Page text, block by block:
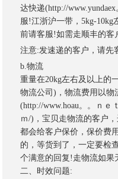
达快递(http://
服!江浙沪一带，5kg-10kg
前请客服!如需走顺丰的客
注意:发速递的客户，请先
b.物流
重量在20kg左右及以上的
物流公司)，物流费用以物
(http://www.hoau。。ｎｅ
ｍ/)，宝贝走物流的客户
都会给客户保价，保价费
的，等货到了，一定要检
个满意的回复!走物流如果
二、时效问题: